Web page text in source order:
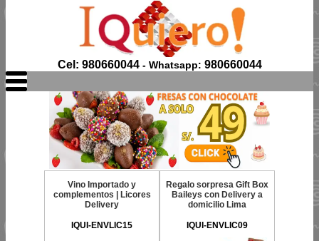
Cel: 980660044- Whatsapp: 980660044
Vino Importado y
complementos | Licores
Delivery
IQUI-ENVLIC15
Regalo sorpresa Gift Box
Baileys con Delivery a
domicilio Lima
IQUI-ENVLIC09